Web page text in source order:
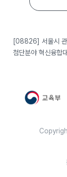
[08826] 서울시 관
첨단분야 혁신융합